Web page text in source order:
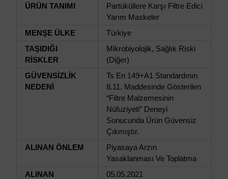
ÜRÜN TANIMI
Partüküllere Karşı Filtre Edici
Yarım Maskeler
MENŞE ÜLKE
Türkiye
TAŞIDIĞI
RİSKLER
Mikrobiyolojik, Sağlık Riski
(Diğer)
GÜVENSİZLİK
NEDENİ
Ts En 149+A1 Standardının
8.11. Maddesinde Gösterilen
“Filtre Malzemesinin
Nüfuziyeti” Deneyi
Sonucunda Ürün Güvensiz
Çıkmıştır.
ALINAN ÖNLEM
Piyasaya Arzın
Yasaklanması Ve Toplatma
ALINAN
05.05.2021